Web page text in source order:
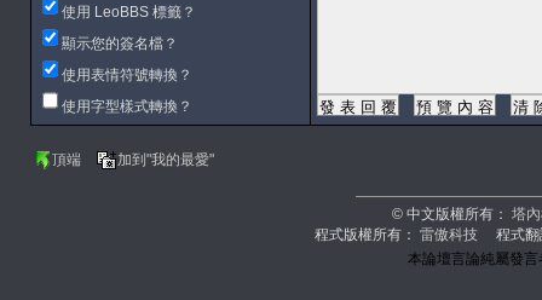
使用 LeoBBS 標籤？
顯示您的簽名檔？
使用表情符號轉換？
使用字型樣式轉換？
頂端 加到"我的最愛"
© 中文版權所有： 塔
程式版權所有： 雷傲科技程式翻
本論壇言論純屬發